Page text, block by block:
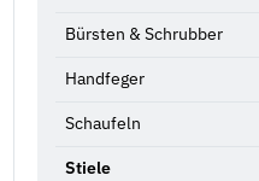
Bürsten & Schrubber
Handfeger
Schaufeln
Stiele